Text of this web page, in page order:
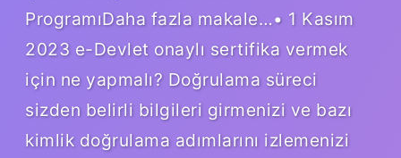
ProgramıDaha fazla makale…• 1 Kasım
2023 e-Devlet onaylı sertifika vermek
için ne yapmalı? Doğrulama süreci
sizden belirli bilgileri girmenizi ve bazı
kimlik doğrulama adımlarını izlemenizi